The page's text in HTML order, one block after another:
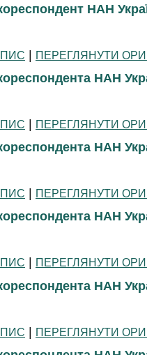
НАН
| ПЕРЕГЛЯНУТИ
НАН
| ПЕРЕГЛЯНУТИ
НАН
| ПЕРЕГЛЯНУТИ
НАН
| ПЕРЕГЛЯНУТИ
НАН
| ПЕРЕГЛЯНУТИ